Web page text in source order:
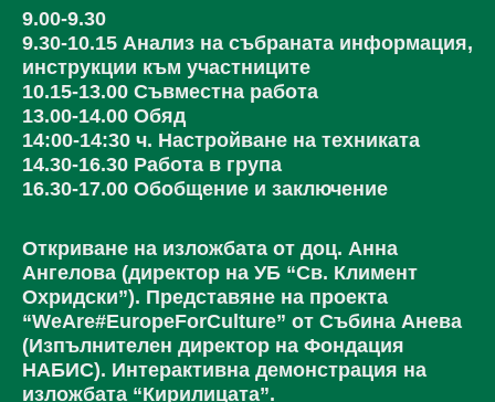
9.00-9.30
9.30-10.15 Анализ на събраната информация,
инструкции към участниците
10.15-13.00 Съвместна работа
13.00-14.00 Обяд
14:00-14:30 ч. Настройване на техниката
14.30-16.30 Работа в група
16.30-17.00 Обобщение и заключение
Откриване на изложбата от доц. Анна
Ангелова (директор на УБ “Св. Климент
Охридски”). Представяне на проекта
“WeAre#EuropeForCulture” от Събина Анева
(Изпълнителен директор на Фондация
НАБИС). Интерактивна демонстрация на
изложбата “Кирилицата”.